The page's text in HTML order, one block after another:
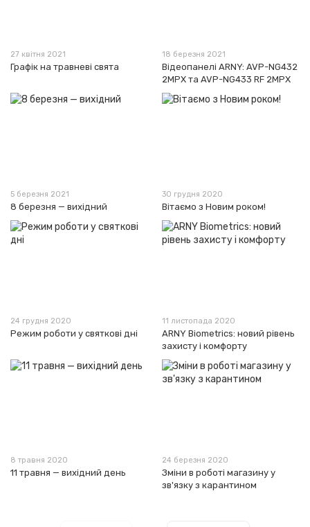
27 квітня 2021
Графік на травневі свята
18 березня 2021
Відеопанелі ARNY: AVP-NG432
2MPX та AVP-NG433 RF 2MPX
5 березня 2021
8 березня — вихідний
30 грудня 2020
Вітаємо з Новим роком!
24 грудня 2020
Режим роботи у святкові дні
11 листопада 2020
ARNY Biometrics: новий рівень
захисту і комфорту
8 травня 2020
11 травня — вихідний день
24 березня 2020
Зміни в роботі магазину у
зв'язку з карантином